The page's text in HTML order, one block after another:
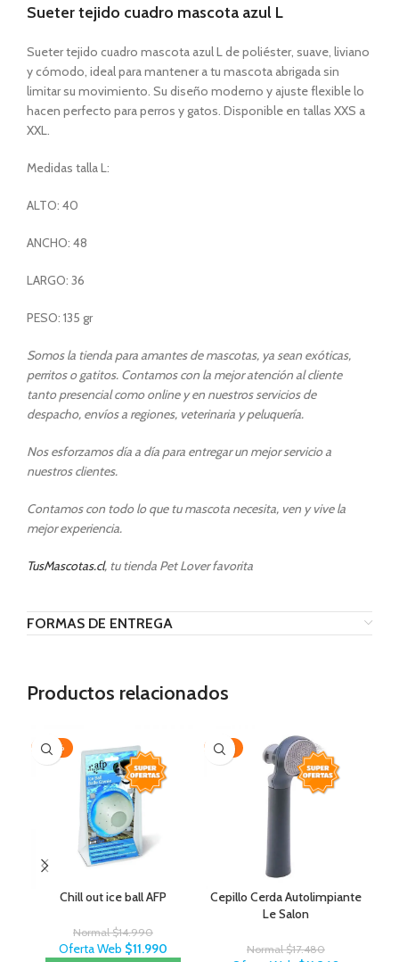
Sueter tejido cuadro mascota azul L
Sueter tejido cuadro mascota azul L de poliéster, suave, liviano
y cómodo, ideal para mantener a tu mascota abrigada sin
limitar su movimiento. Su diseño moderno y ajuste flexible lo
hacen perfecto para perros y gatos. Disponible en tallas XXS a
XXL.
Medidas talla L:
ALTO: 40
ANCHO: 48
LARGO: 36
PESO: 135 gr
Somos la tienda para amantes de mascotas, ya sean exóticas,
perritos o gatitos. Contamos con la mejor atención al cliente
tanto presencial como online y en nuestros servicios de
despacho, envíos a regiones, veterinaria y peluquería.
Nos esforzamos día a día para entregar un mejor servicio a
nuestros clientes.
Contamos con todo lo que tu mascota necesita, ven y vive la
mejor experiencia.
TusMascotas.cl, tu tienda Pet Lover favorita
FORMAS DE ENTREGA
Productos relacionados
-20%
Chill out ice ball AFP
Normal$14.990
Oferta Web $11.990
-35%
Cepillo Cerda Autolimpiante
Le Salon
Normal$17.480